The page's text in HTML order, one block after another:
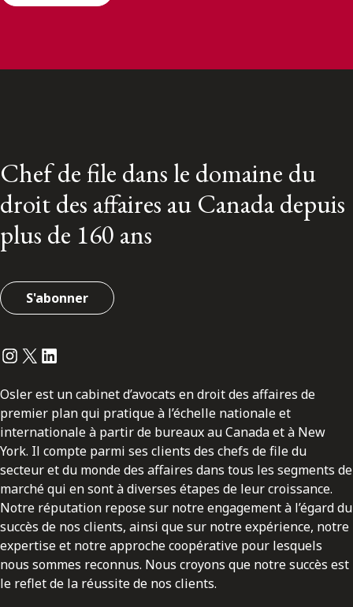
Chef de file dans le domaine du
droit des affaires au Canada depuis
plus de 160 ans
S'abonner
Instagram
Twitter
LinkedIn
Osler est un cabinet d’avocats en droit des affaires de
premier plan qui pratique à l’échelle nationale et
internationale à partir de bureaux au Canada et à New
York. Il compte parmi ses clients des chefs de file du
secteur et du monde des affaires dans tous les segments de
marché qui en sont à diverses étapes de leur croissance.
Notre réputation repose sur notre engagement à l’égard du
succès de nos clients, ainsi que sur notre expérience, notre
expertise et notre approche coopérative pour lesquels
nous sommes reconnus. Nous croyons que notre succès est
le reflet de la réussite de nos clients.